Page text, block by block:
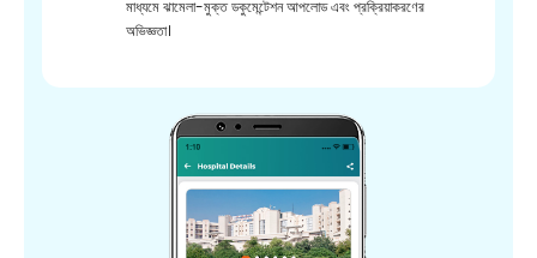
মাধ্যমে ঝামেলা-মুক্ত ডকুমেন্টেশন আপলোড এবং প্রক্রিয়াকরণের
অভিজ্ঞতা।